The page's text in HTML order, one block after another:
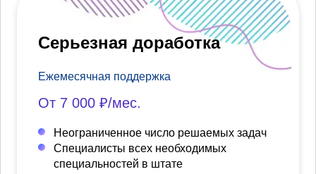
Серьезная доработка
Ежемесячная поддержка
От 7 000 ₽/мес.
Неограниченное число решаемых задач
Специалисты всех необходимых
специальностей в штате